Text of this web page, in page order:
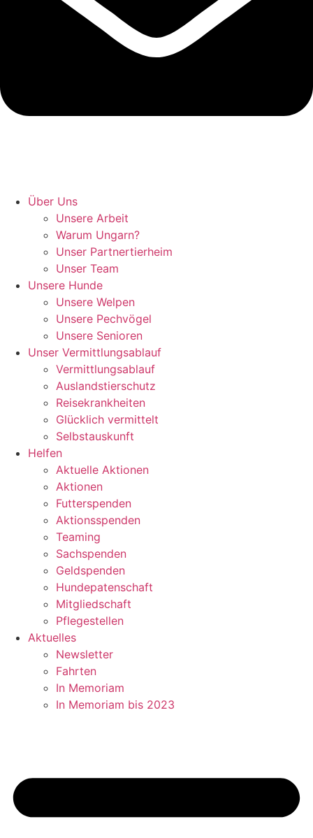
Über Uns
Unsere Arbeit
Warum Ungarn?
Unser Partnertierheim
Unser Team
Unsere Hunde
Unsere Welpen
Unsere Pechvögel
Unsere Senioren
Unser Vermittlungsablauf
Vermittlungsablauf
Auslandstierschutz
Reisekrankheiten
Glücklich vermittelt
Selbstauskunft
Helfen
Aktuelle Aktionen
Aktionen
Futterspenden
Aktionsspenden
Teaming
Sachspenden
Geldspenden
Hundepatenschaft
Mitgliedschaft
Pflegestellen
Aktuelles
Newsletter
Fahrten
In Memoriam
In Memoriam bis 2023